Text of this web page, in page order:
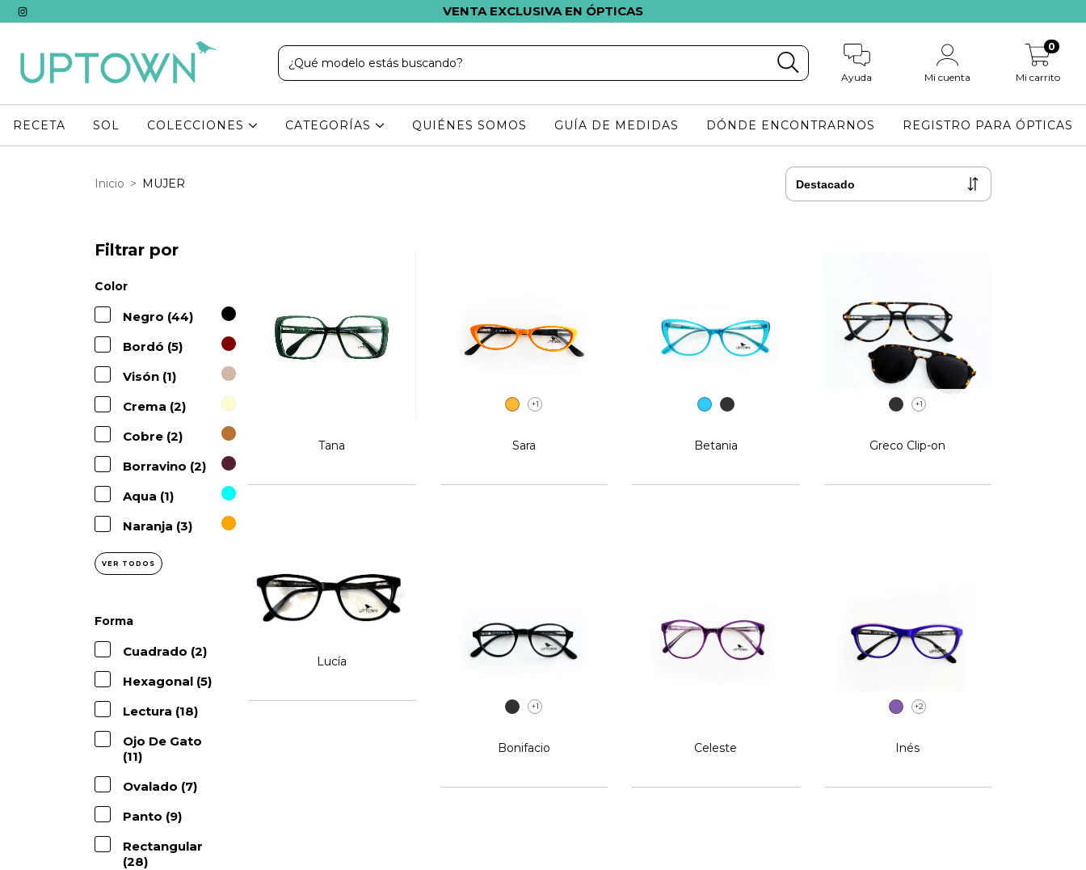
VENTA EXCLUSIVA EN ÓPTICAS
Ayuda Mi cuenta Mi carrito
0
RECETA SOL COLECCIONES CATEGORÍAS QUIÉNES SOMOS GUÍA DE MEDIDAS DÓNDE ENCONTRARNOS REGISTRO PARA ÓPTICAS
Inicio > MUJER
Filtrar por
Color
Negro (44)
Bordó (5)
Visón (1)
Crema (2)
Cobre (2)
Borravino (2)
Aqua (1)
Naranja (3)
VER TODOS
Forma
Cuadrado (2)
Hexagonal (5)
Lectura (18)
Ojo De Gato
(11)
Ovalado (7)
Panto (9)
Rectangular
(28)
Tana
+1
Sara Betania
+1
Greco Clip-on
Lucía
+1
Bonifacio Celeste
+2
Inés